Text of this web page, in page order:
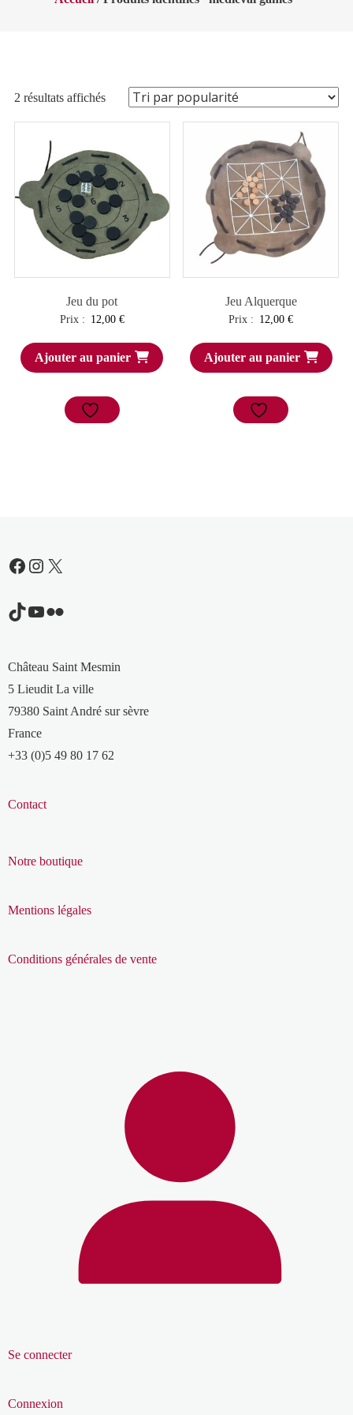
2 résultats affichésTrié
par
Jeu du pot
Prix : 12,00 €
Ajouter au panier
Jeu Alquerque
Prix : 12,00€
Ajouter au panier
Facebook
Instagram
X
TikTok
YouTube
Flickr
Château Saint Mesmin
5 Lieudit La ville
79380 Saint André sur sèvre
France
+33 (0)5 49 80 17 62
Contact
Notre boutique
Mentions légales
Conditions générales de vente
Se connecter
Connexion